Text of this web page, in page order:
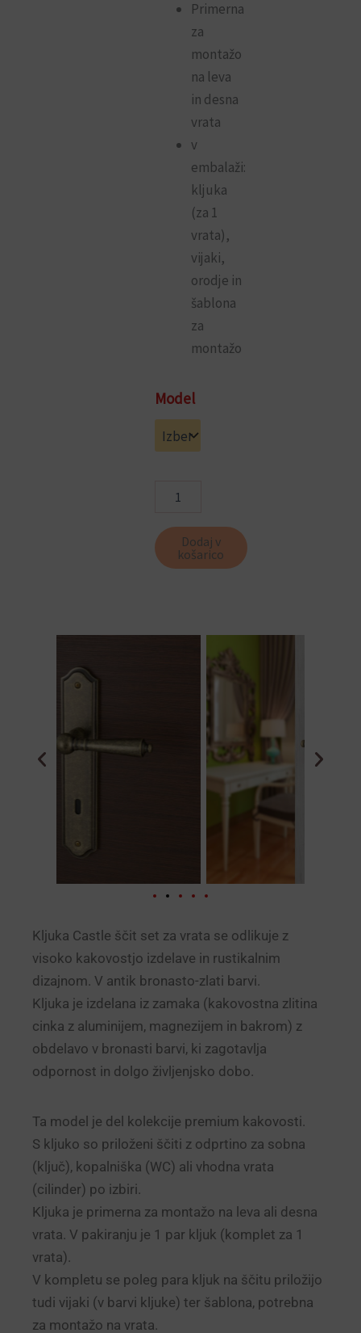
Primerna
za
montažo
na leva
in desna
vrata
v
embalaži:
kljuka
(za 1
vrata),
vijaki,
orodje in
šablona
za
montažo
Model
Kljuka
z
ščitom
Castle
Dodaj v
košarico
Kljuka Castle ščit set za vrata se odlikuje z
visoko kakovostjo izdelave in rustikalnim
dizajnom. V antik bronasto-zlati barvi.
Kljuka je izdelana iz zamaka (kakovostna zlitina
cinka z aluminijem, magnezijem in bakrom) z
obdelavo v bronasti barvi, ki zagotavlja
odpornost in dolgo življenjsko dobo.
Ta model je del kolekcije premium kakovosti.
S kljuko so priloženi ščiti z odprtino za sobna
(ključ), kopalniška (WC) ali vhodna vrata
(cilinder) po izbiri.
Kljuka je primerna za montažo na leva ali desna
vrata. V pakiranju je 1 par kljuk (komplet za 1
vrata).
V kompletu se poleg para kljuk na ščitu priložijo
tudi vijaki (v barvi kljuke) ter šablona, potrebna
za montažo na vrata.